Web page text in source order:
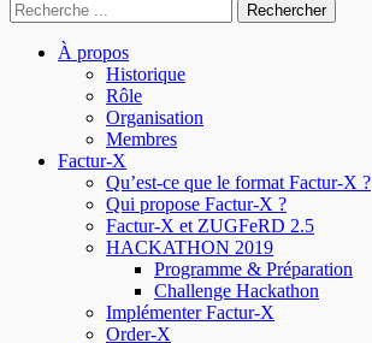
À propos
Historique
Rôle
Organisation
Membres
Factur-X
Qu’est-ce que le format Factur-X ?
Qui propose Factur-X ?
Factur-X et ZUGFeRD 2.5
HACKATHON 2019
Programme & Préparation
Challenge Hackathon
Implémenter Factur-X
Order-X